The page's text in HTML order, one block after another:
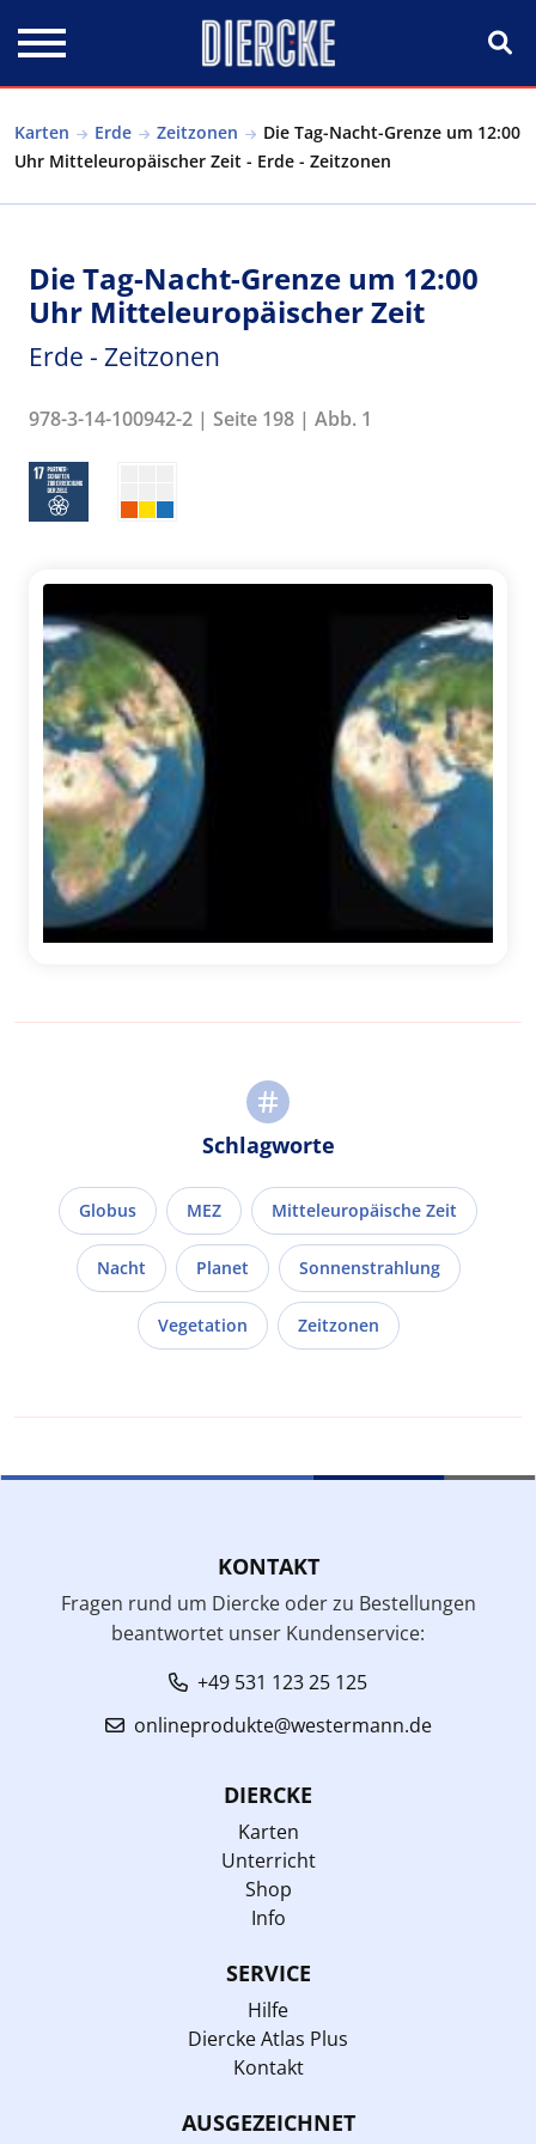
Karten Erde Zeitzonen
Die Tag-Nacht-Grenze um 12:00
Uhr Mitteleuropäischer Zeit - Erde - Zeitzonen
Die Tag-Nacht-Grenze um 12:00
Uhr Mitteleuropäischer Zeit
Erde - Zeitzonen
978-3-14-100942-2 | Seite 198 | Abb. 1
Schlagworte
Globus MEZ Mitteleuropäische Zeit
Nacht Planet Sonnenstrahlung
Vegetation Zeitzonen
KONTAKT
Fragen rund um Diercke oder zu Bestellungen
beantwortet unser Kundenservice:
+49 531 123 25 125
onlineprodukte@westermann.de
DIERCKE
Karten
Unterricht
Shop
Info
SERVICE
Hilfe
Diercke Atlas Plus
Kontakt
AUSGEZEICHNET